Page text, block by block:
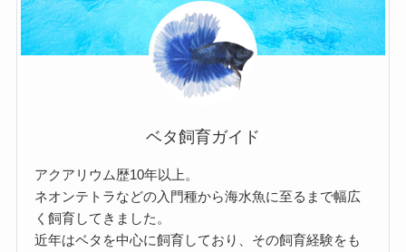
ベタ飼育ガイド
アクアリウム歴10年以上。
ネオンテトラなどの入門種から海水魚に至るまで幅広
く飼育してきました。
近年はベタを中心に飼育しており、その飼育経験をも